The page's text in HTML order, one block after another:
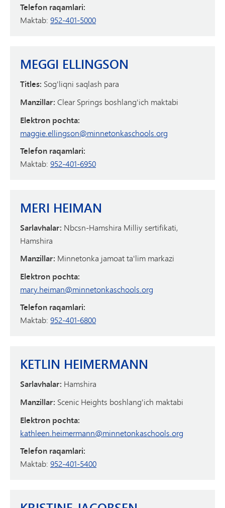
Telefon raqamlari:
Maktab: 952-401-5000
MEGGI ELLINGSON
Titles: Sog'liqni saqlash para
Manzillar: Clear Springs boshlang'ich maktabi
Elektron pochta:
maggie.ellingson@minnetonkaschools.org
Telefon raqamlari:
Maktab: 952-401-6950
MERI HEIMAN
Sarlavhalar: Nbcsn-Hamshira Milliy sertifikati,
Hamshira
Manzillar: Minnetonka jamoat ta'lim markazi
Elektron pochta:
mary.heiman@minnetonkaschools.org
Telefon raqamlari:
Maktab: 952-401-6800
KETLIN HEIMERMANN
Sarlavhalar: Hamshira
Manzillar: Scenic Heights boshlang'ich maktabi
Elektron pochta:
kathleen.heimermann@minnetonkaschools.org
Telefon raqamlari:
Maktab: 952-401-5400